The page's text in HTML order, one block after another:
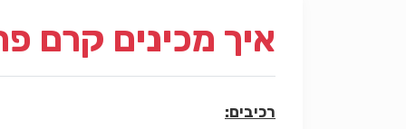
איך מכינים קרם
רכיבים: